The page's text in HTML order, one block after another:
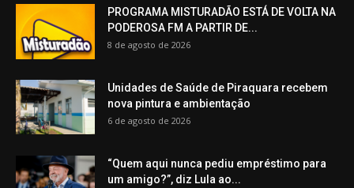
PROGRAMA MISTURADÃO ESTÁ DE VOLTA NA
PODEROSA FM A PARTIR DE...
8 de agosto de 2026
Unidades de Saúde de Piraquara recebem
nova pintura e ambientação
6 de agosto de 2026
“Quem aqui nunca pediu empréstimo para
um amigo?”, diz Lula ao...